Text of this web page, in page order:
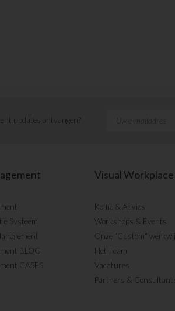
updates ontvangen?
Systeem
BLOG
CASES
Visual Workplace
Koffie & Advies
Workshops & Events
Onze "Custom"
Het Team
Vacatures
Partners &